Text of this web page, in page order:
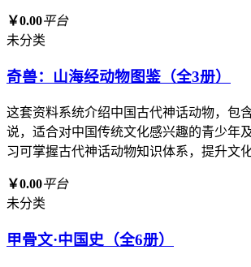
￥0.00平台
未分类
奇兽：山海经动物图鉴（全3册）
这套资料系统介绍中国古代神话动物，包
说，适合对中国传统文化感兴趣的青少年
习可掌握古代神话动物知识体系，提升文
￥0.00平台
未分类
甲骨文·中国史（全6册）